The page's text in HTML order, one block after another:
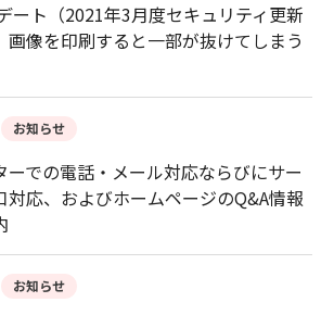
ート（2021年3月度セキュリティ更新
画像を印刷すると一部が抜けてしまう
お知らせ
ーでの電話・メール対応ならびにサー
対応、およびホームページのQ&A情報
お知らせ